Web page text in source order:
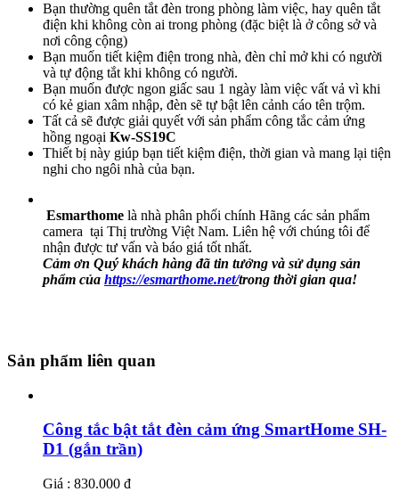
Bạn thường quên tắt đèn trong phòng làm việc, hay quên tắt
điện khi không còn ai trong phòng (đặc biệt là ở công sở và
nơi công cộng)
Bạn muốn tiết kiệm điện trong nhà, đèn chỉ mở khi có người
và tự động tắt khi không có người.
Bạn muốn được ngon giấc sau 1 ngày làm việc vất vả vì khi
có kẻ gian xâm nhập, đèn sẽ tự bật lên cảnh cáo tên trộm.
Tất cả sẽ được giải quyết với sản phẩm công tắc cảm ứng
hồng ngoại Kw-SS19C
Thiết bị này giúp bạn tiết kiệm điện, thời gian và mang lại tiện
nghi cho ngôi nhà của bạn.
Esmarthome là nhà phân phối chính Hãng các sản phẩm
camera tại Thị trường Việt Nam. Liên hệ với chúng tôi để
nhận được tư vấn và báo giá tốt nhất.
Cảm ơn Quý khách hàng đã tin tưởng và sử dụng sản
phẩm của https://esmarthome.net/trong thời gian qua!
Sản phẩm liên quan
Công tắc bật tắt đèn cảm ứng SmartHome SH-
D1 (gắn trần)
Giá : 830.000 đ